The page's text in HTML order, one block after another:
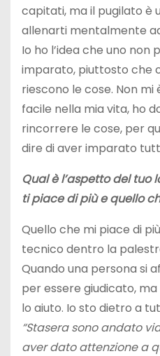
capitati, ma il pugilato è
allenarti mentalmente
Io ho l’idea che uno non
imparato, piuttosto che
riescono le cose. Non
facile nella mia vita, ho
rincorrere le cose, per
dire di aver imparato
Qual è l’aspetto del tuo
ti piace di più e quello
Quello che mi piace di
tecnico dentro la
Quando una persona si
per essere giudicato,
lo aiuto. Io sto dietro a
“Stasera sono andato
aver dato attenzione a